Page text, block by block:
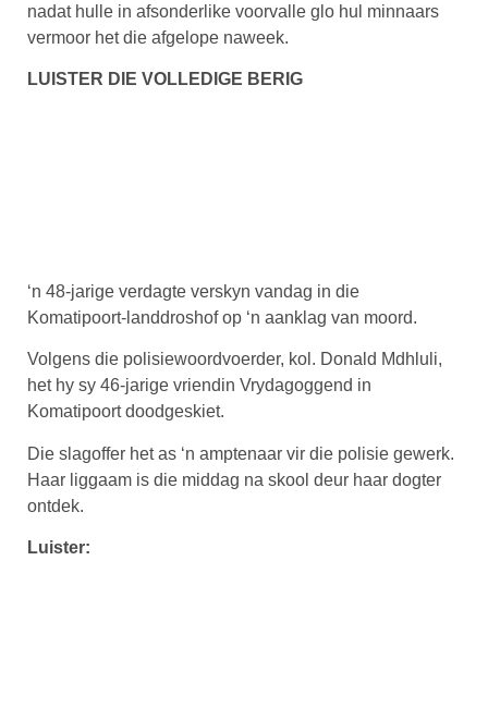
nadat hulle in afsonderlike voorvalle glo hul minnaars
vermoor het die afgelope naweek.
LUISTER DIE VOLLEDIGE BERIG
‘n 48-jarige verdagte verskyn vandag in die
Komatipoort-landdroshof op ‘n aanklag van moord.
Volgens die polisiewoordvoerder, kol. Donald Mdhluli,
het hy sy 46-jarige vriendin Vrydagoggend in
Komatipoort doodgeskiet.
Die slagoffer het as ‘n amptenaar vir die polisie gewerk.
Haar liggaam is die middag na skool deur haar dogter
ontdek.
Luister: